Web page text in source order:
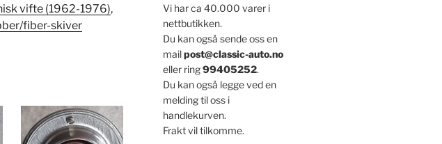
vifte (1962-1976),
fiber-skiver
Vi har ca 40.000 varer i
nettbutikken.
Du kan også sende oss en
mailpost@classic-auto.no
eller ring99405252.
Du kan også legge ved en
melding til oss i
handlekurven.
Frakt vil tilkomme.